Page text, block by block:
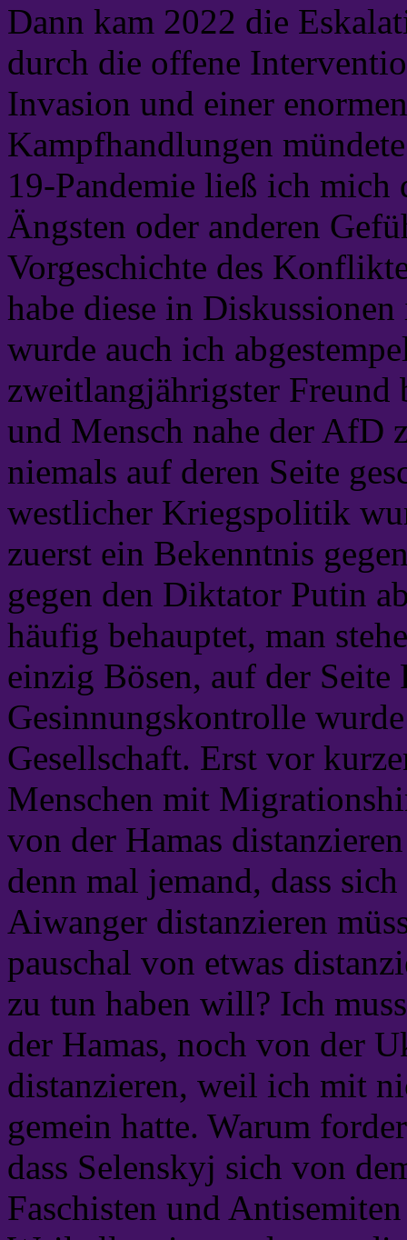
Dann kam 2022 die
durch die offene
Invasion und einer
Kampfhandlungen
19-Pandemie ließ ich
Ängsten oder anderen
Vorgeschichte des
habe diese in
wurde auch ich
zweitlangjährigster Freund
und Mensch nahe der AfD
niemals auf deren Seite
westlicher Kriegspolitik
zuerst ein Bekenntnis
gegen den Diktator Putin
häufig behauptet, man
einzig Bösen, auf der Seite
Gesinnungskontrolle
Gesellschaft. Erst vor
Menschen mit
von der Hamas
denn mal jemand, dass
Aiwanger distanzieren
pauschal von etwas
zu tun haben will? Ich
der Hamas, noch von der
distanzieren, weil ich mit
gemein hatte. Warum
dass Selenskyj sich von
Faschisten und